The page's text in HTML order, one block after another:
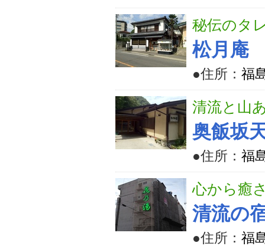
秘伝のタ
松月庵
●住所： 福
清流と山
奥飯坂
●住所： 福
心から癒
清流の
●住所： 福